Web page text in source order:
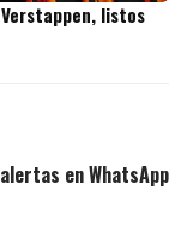
listos
en WhatsApp